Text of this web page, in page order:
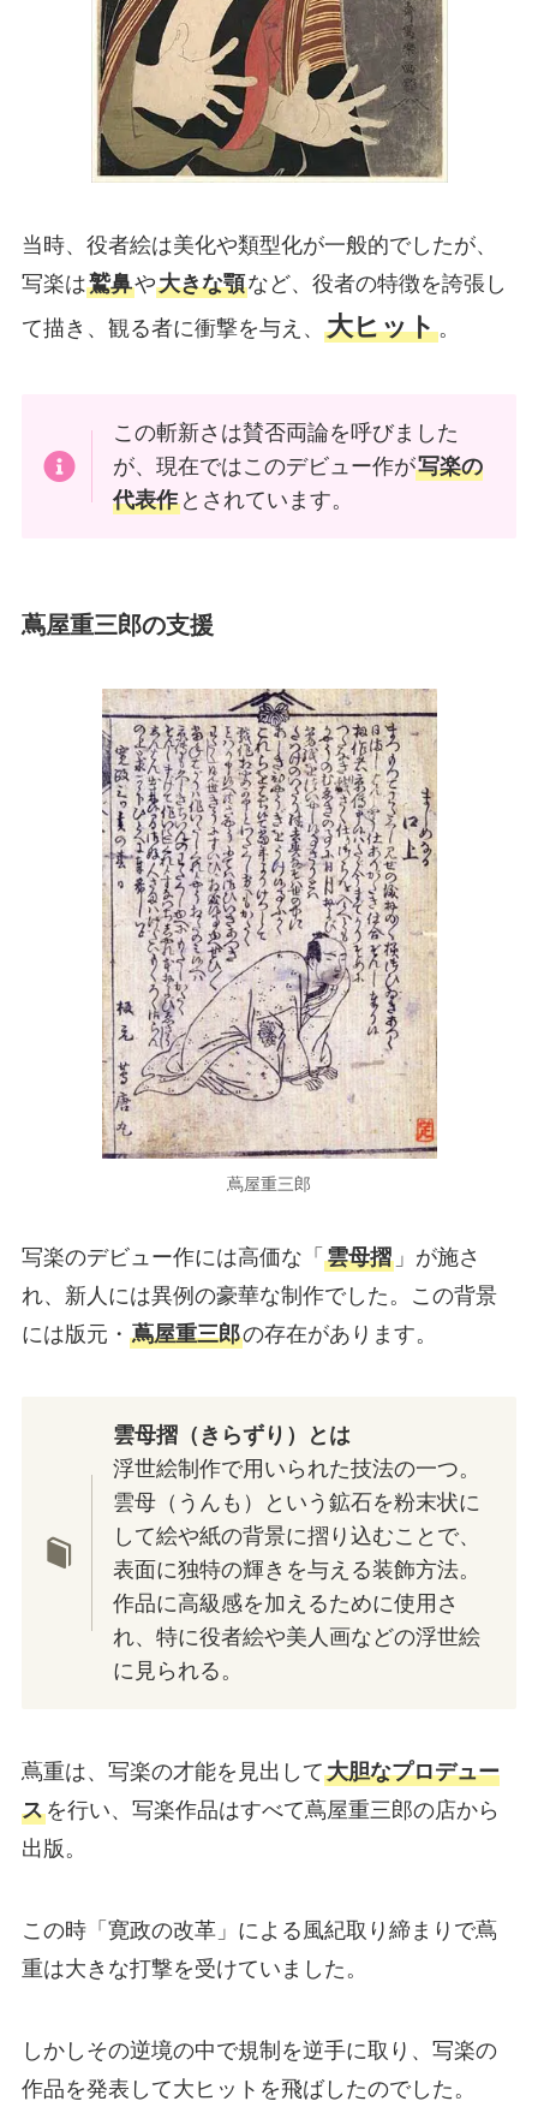
当時、役者絵は美化や類型化が一般的でしたが、
写楽は鷲鼻や大きな顎など、役者の特徴を誇張し
て描き、観る者に衝撃を与え、 大ヒット。
この斬新さは賛否両論を呼びました
が、現在ではこのデビュー作が写楽の
代表作 とされています。
蔦屋重三郎の支援
蔦屋重三郎
写楽のデビュー作には高価な「 雲母摺」が施さ
れ、新人には異例の豪華な制作でした。この背景
には版元・ 蔦屋重三郎の存在があります。
雲母摺（きらずり）とは
浮世絵制作で用いられた技法の一つ。
雲母（うんも）という鉱石を粉末状に
して絵や紙の背景に摺り込むことで、
表面に独特の輝きを与える装飾方法。
作品に高級感を加えるために使用さ
れ、特に役者絵や美人画などの浮世絵
に見られる。
蔦重は、写楽の才能を見出して大胆なプロデュー
スを行い、写楽作品はすべて蔦屋重三郎の店から
出版。
この時「寛政の改革」による風紀取り締まりで蔦
重は大きな打撃を受けていました。
しかしその逆境の中で規制を逆手に取り、写楽の
作品を発表して大ヒットを飛ばしたのでした。